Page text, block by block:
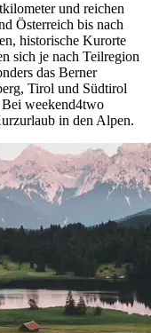
und reichen
Österreich bis nach
historische Kurorte
sich je nach Teilregion
das Berner
Tirol und Südtirol
weekend4two
in den Alpen.